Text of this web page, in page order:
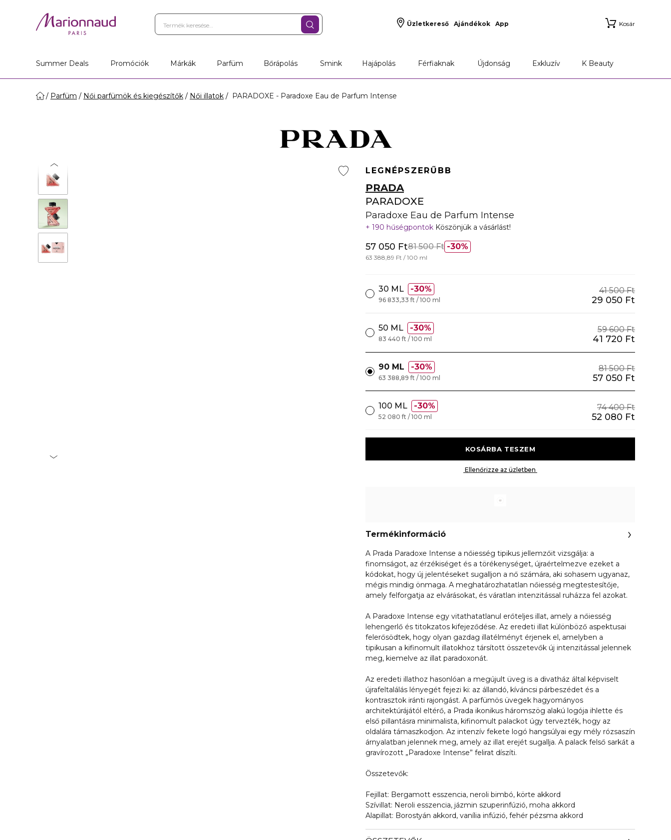
Üzletkereső Ajándékok App Kosár
Summer Deals Promóciók Márkák Parfüm Bőrápolás Smink Hajápolás Férfiaknak Újdonság Exkluzív K Beauty
Parfüm Női parfümök és kiegészítők Női illatok PARADOXE - Paradoxe Eau de Parfum Intense
LEGNÉPSZERŰBB
PRADA
PARADOXE
Paradoxe Eau de Parfum Intense
190 hűségpontok Köszönjük a vásárlást!
30%
57 050 Ft81 500 Ft
63 388,89 Ft / 100 ml
30 ML 30% 41 500 Ft
29 050 Ft
96 833,33 ft / 100 ml
50 ML 30% 59 600 Ft
41 720 Ft
83 440 ft / 100 ml
90 ML 30% 81 500 Ft
57 050 Ft
63 388,89 ft / 100 ml
100 ML 30% 74 400 Ft
52 080 Ft
52 080 ft / 100 ml
Termékinformáció
A Prada Paradoxe Intense a nőiesség tipikus jellemzőit vizsgálja: a
finomságot, az érzékiséget és a törékenységet, újraértelmezve ezeket a
kódokat, hogy új jelentéseket sugalljon a nő számára, aki sohasem ugyanaz,
mégis mindig önmaga. A meghatározhatatlan nőiesség megtestesítője,
amely felforgatja az elvárásokat, és váratlan intenzitással ruházza fel azokat.
A Paradoxe Intense egy vitathatatlanul erőteljes illat, amely a nőiesség
lehengerlő és titokzatos kifejeződése. Az eredeti illat különböző aspektusai
felerősödtek, hogy olyan gazdag illatélményt érjenek el, amelyben a
tipikusan a kifinomult illatokhoz társított összetevők új intenzitással jelennek
meg, kiemelve az illat paradoxonát.
Az eredeti illathoz hasonlóan a megújult üveg is a divatház által képviselt
újrafeltalálás lényegét fejezi ki: az állandó, kíváncsi párbeszédet és a
kontrasztok iránti rajongást. A parfümös üvegek hagyományos
architektúrájától eltérő, a Prada ikonikus háromszög alakú logója ihlette és
első pillantásra minimalista, kifinomult palackot úgy tervezték, hogy az
oldalára támaszkodjon. Az intenzív fekete logó hangsúlyai egy mély rózsaszín
árnyalatban jelennek meg, amely az illat erejét sugallja. A palack felső sarkát a
gravírozott „Paradoxe Intense” felirat díszíti.
Összetevők:
Fejillat: Bergamott esszencia, neroli bimbó, körte akkord
Szívillat: Neroli esszencia, jázmin szuperinfúzió, moha akkord
Alapillat: Borostyán akkord, vanília infúzió, fehér pézsma akkord